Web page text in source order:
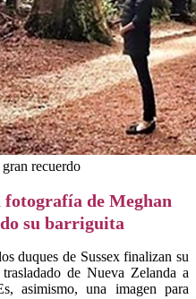
recuerdo
de Meghan
su barriguita
duques de Sussex finalizan su
de Nueva Zelanda a
asimismo, una imagen para